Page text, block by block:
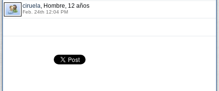
ciruela, Hombre, 12 años
Feb. 24th 12:04 PM